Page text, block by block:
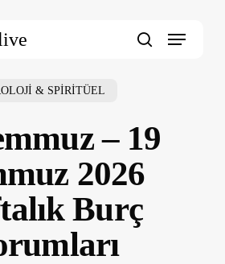
Menu
& SPİRİTÜEL
– 19
2026
Burç